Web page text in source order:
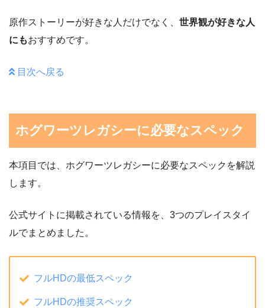
原作ストーリーが好きな人だけでなく、 世界観が好きな人
にもおすすめです。
目次へ戻る
ホグワーツレガシーに必要なスペック
本項目では、ホグワーツレガシーに必要なスペックを解説
します。
公式サイトに掲載されている情報を、3つのプレイスタイ
ルでまとめました。
フルHDの最低スペック
フルHDの推奨スペック